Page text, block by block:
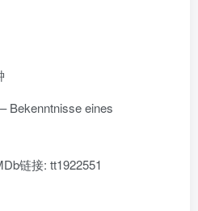
Bekenntnisse eines
链接: tt1922551